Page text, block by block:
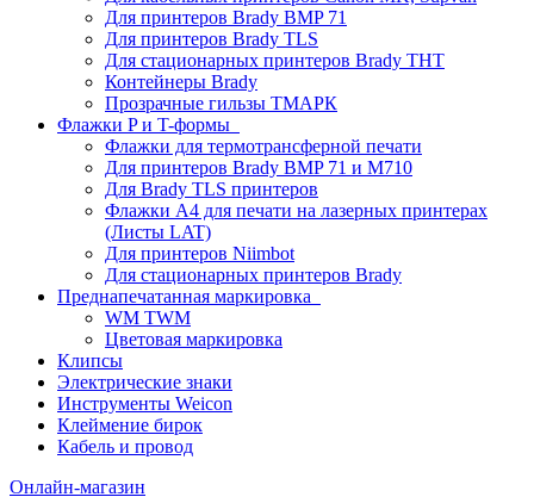
Для принтеров Brady BMP 71
Для принтеров Brady TLS
Для стационарных принтеров Brady THT
Контейнеры Brady
Прозрачные гильзы ТМАРК
Флажки P и T-формы
Флажки для термотрансферной печати
Для принтеров Brady BMP 71 и M710
Для Brady TLS принтеров
Флажки A4 для печати на лазерных принтерах
(Листы LAT)
Для принтеров Niimbot
Для стационарных принтеров Brady
Преднапечатанная маркировка
WM TWM
Цветовая маркировка
Клипсы
Электрические знаки
Инструменты Weicon
Клеймение бирок
Кабель и провод
Онлайн-магазин